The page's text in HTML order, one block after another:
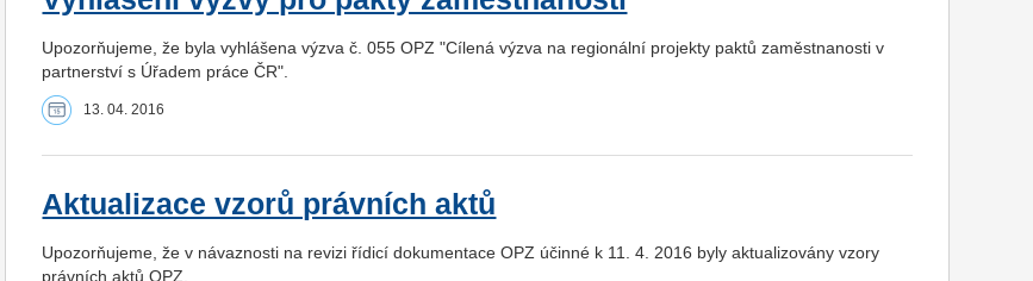
Upozorňujeme, že byla vyhlášena výzva č. 055 OPZ "Cílená výzva na regionální projekty paktů zaměstnanosti v
partnerství s Úřadem práce ČR".
13. 04. 2016
Aktualizace vzorů právních aktů
Upozorňujeme, že v návaznosti na revizi řídicí dokumentace OPZ účinné k 11. 4. 2016 byly aktualizovány vzory
právních aktů OPZ.